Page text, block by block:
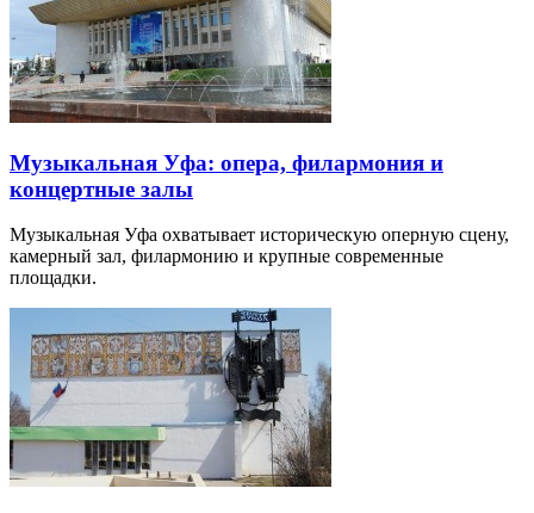
Музыкальная Уфа: опера, филармония и
концертные залы
Музыкальная Уфа охватывает историческую оперную сцену,
камерный зал, филармонию и крупные современные
площадки.